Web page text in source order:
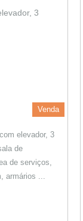
Venda
elevador, 3
de
de serviços,
armários ...